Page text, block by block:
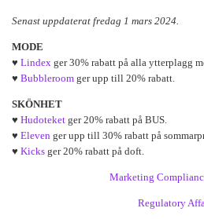
Senast uppdaterat fredag 1 mars 2024.
MODE
♥ Lindex ger 30% rabatt på alla ytterplagg
♥ Bubbleroom ger upp till 20% rabatt.
SKÖNHET
♥ Hudoteket ger 20% rabatt på BUS.
♥ Eleven ger upp till 30% rabatt på
♥ Kicks ger 20% rabatt på doft.
Marketing
Regulatory